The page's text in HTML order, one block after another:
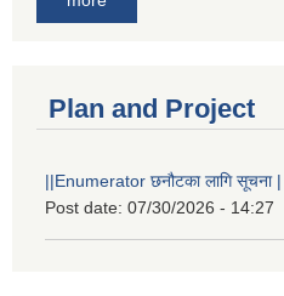
Plan and Project
||Enumerator छनौटका लागि सूचना |
Post date: 07/30/2026 - 14:27